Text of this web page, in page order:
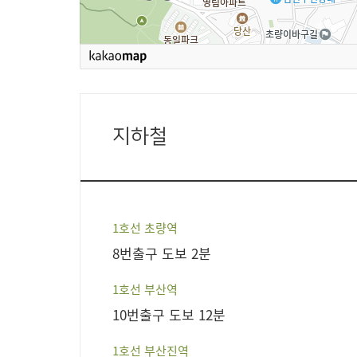
지하철
1호선 초량역
8번출구 도보 2분
1호선 부산역
10번출구 도보 12분
1호선 부산진역